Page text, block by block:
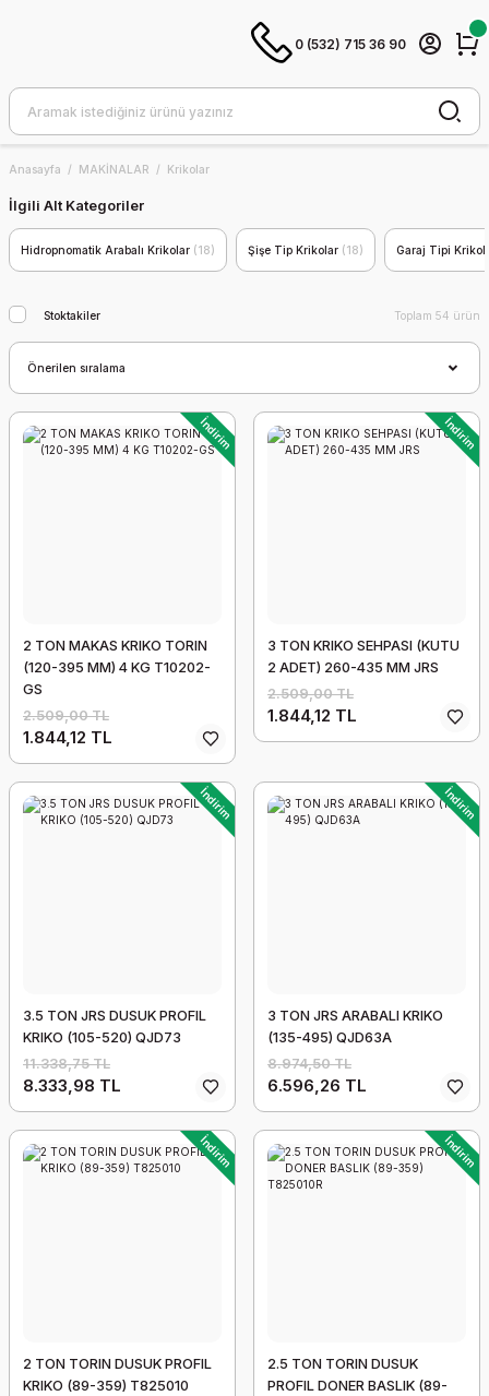
0 (532) 715 36 90
Anasayfa MAKİNALAR Krikolar
İlgili Alt Kategoriler
Hidropnomatik Arabalı Krikolar (18) Şişe Tip Krikolar (18) Garaj Tipi
Stoktakiler Toplam 54 ürün
İndirim
2 TON MAKAS KRIKO TORIN
(120-395 MM) 4 KG T10202-
GS
2.509,00 TL
1.844,12 TL
İndirim
3 TON KRIKO SEHPASI (KUTU
2 ADET) 260-435 MM JRS
2.509,00 TL
1.844,12 TL
İndirim
3.5 TON JRS DUSUK PROFIL
KRIKO (105-520) QJD73
11.338,75 TL
8.333,98 TL
İndirim
3 TON JRS ARABALI KRIKO
(135-495) QJD63A
8.974,50 TL
6.596,26 TL
İndirim
2 TON TORIN DUSUK PROFIL
KRIKO (89-359) T825010
İndirim
2.5 TON TORIN DUSUK
PROFIL DONER BASLIK (89-